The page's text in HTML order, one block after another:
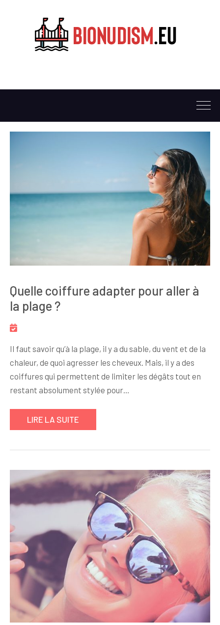
Quelle coiffure adapter pour aller à
la plage ?
Il faut savoir qu’à la plage, il y a du sable, du vent et de la
chaleur, de quoi agresser les cheveux. Mais, il y a des
coiffures qui permettent de limiter les dégâts tout en
restant absolument stylée pour…
LIRE LA SUITE